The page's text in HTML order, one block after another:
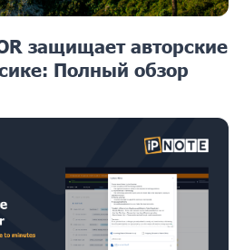
защищает авторские
Полный обзор